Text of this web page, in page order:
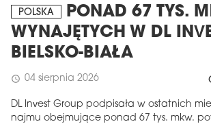
POLSKA
PONAD 67 TYS.
WYNAJĘTYCH W DL
BIELSKO-BIAŁA
schedule 04 sierpnia 2026
DL Invest Group podpisała w ostatnich
najmu obejmujące ponad 67 tys. mkw.